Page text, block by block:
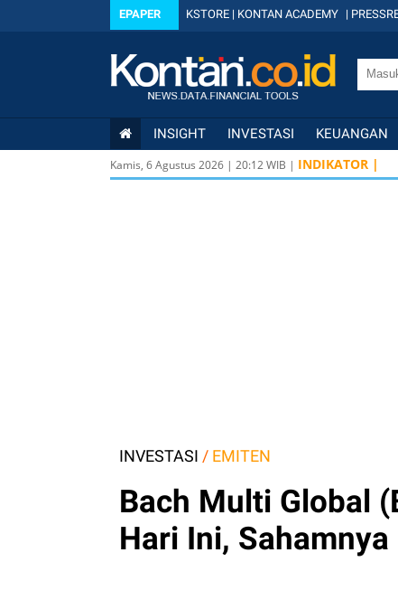
EPAPER KSTORE | KONTAN ACADEMY |
INSIGHT INVESTASI KEUANGAN
Kamis, 6 Agustus 2026 | 20:12WIB | INDIKATOR |
INVESTASI / EMITEN
Bach Multi Global
Hari Ini,